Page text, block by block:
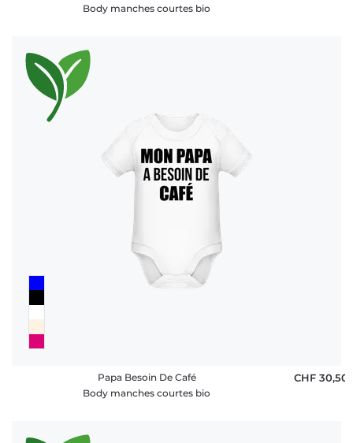
Body manches courtes bio
Papa Besoin De Café
Body manches courtes bio
CHF 30,50